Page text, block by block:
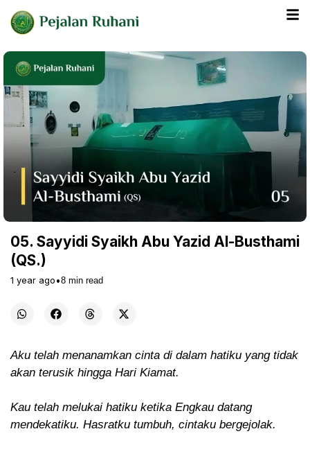
05. Sayyidi Syaikh Abu Yazid Al-Busthami
(QS.)
1 year ago•8 min read
Aku telah menanamkan cinta di dalam hatiku yang tidak
akan terusik hingga Hari Kiamat.
Kau telah melukai hatiku ketika Engkau datang
mendekatiku. Hasratku tumbuh, cintaku bergejolak.